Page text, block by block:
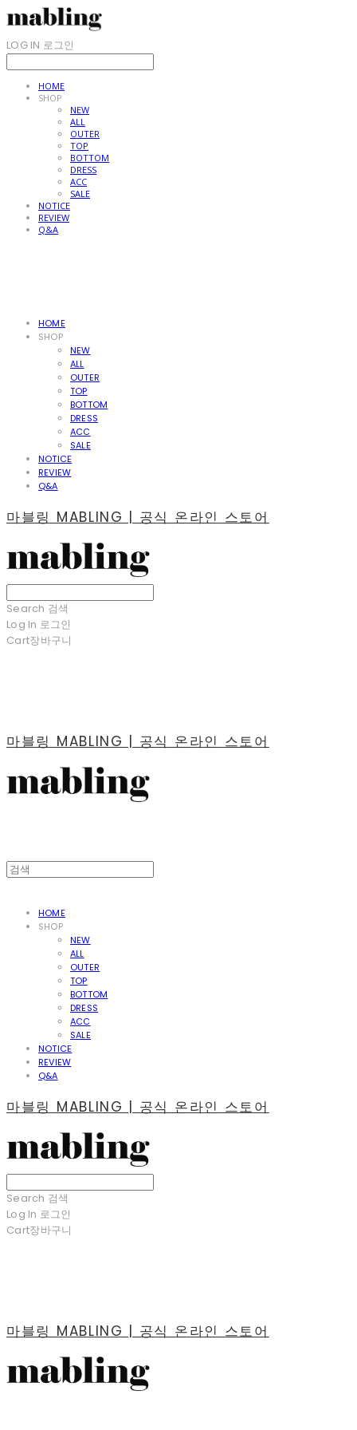
LOG IN 로그인
HOME
SHOP
NEW
ALL
OUTER
TOP
BOTTOM
DRESS
ACC
SALE
NOTICE
REVIEW
Q&A
HOME
SHOP
NEW
ALL
OUTER
TOP
BOTTOM
DRESS
ACC
SALE
NOTICE
REVIEW
Q&A
마블링 MABLING | 공식 온라인 스토어
Search 검색
Log In 로그인
Cart장바구니
마블링 MABLING | 공식 온라인 스토어
HOME
SHOP
NEW
ALL
OUTER
TOP
BOTTOM
DRESS
ACC
SALE
NOTICE
REVIEW
Q&A
마블링 MABLING | 공식 온라인 스토어
Search 검색
Log In 로그인
Cart장바구니
마블링 MABLING | 공식 온라인 스토어